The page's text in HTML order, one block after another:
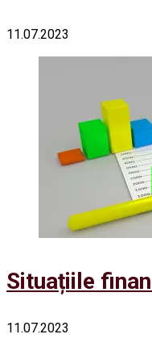
11.07.2023
Situațiile
11.07.2023